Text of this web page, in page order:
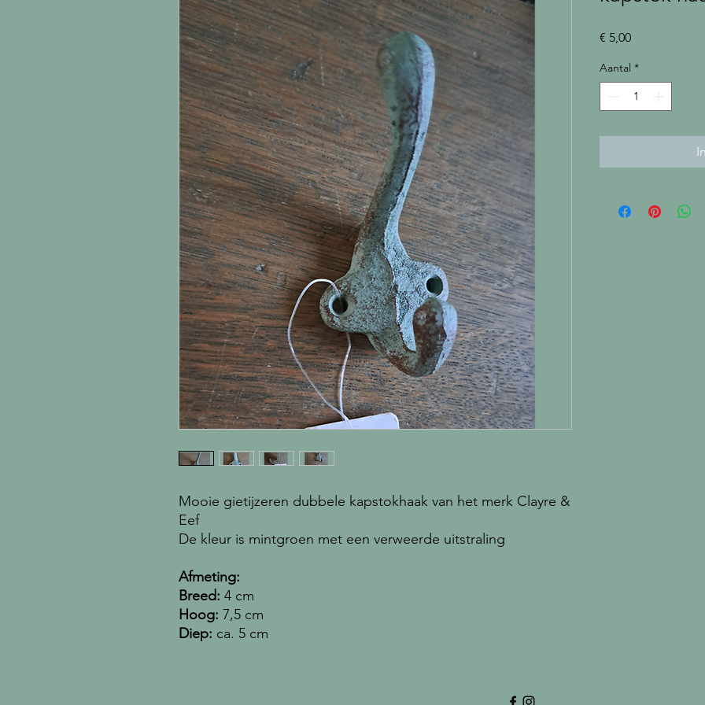
Mooie gietijzeren dubbele kapstokhaak van het merk Clayre &
Eef
De kleur is mintgroen met een verweerde uitstraling
Afmeting:
Breed: 4 cm
Hoog: 7,5 cm
Diep: ca. 5 cm
€ 5,00Prijs
Aantal *